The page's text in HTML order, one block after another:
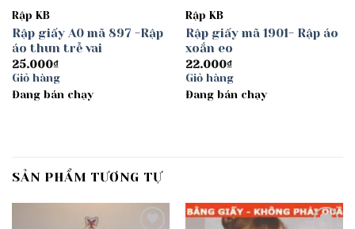
Rập KB
Rập giấy A0 mã 897 -Rập
áo thun trễ vai
25.000₫
Giỏ hàng
Đang bán chạy
Rập KB
Rập giấy mã 1901- Rập áo
xoắn eo
22.000₫
Giỏ hàng
Đang bán chạy
SẢN PHẨM TƯƠNG TỰ